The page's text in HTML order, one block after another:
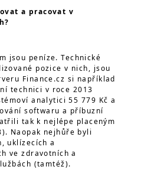
a pracovat v
jsou peníze. Technické
pozice v nich, jsou
Finance.cz si například
technici v roce 2013
analytici 55 779 Kč a
softwaru a příbuzní
tak k nejlépe placeným
Naopak nejhůře byli
uklízecích a
ve zdravotních a
(tamtéž).